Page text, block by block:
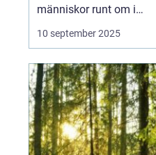
människor runt om i
världen. Från de
glittrande ljusen i Las
spelutbudet online, har
casinon blivit ett nav för
underhållning och
spänning. I ...
10 september 2025